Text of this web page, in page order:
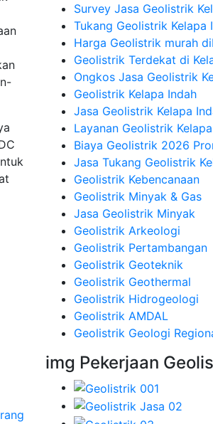
Survey Jasa Geolistrik
Tukang Geolistrik Kelapa
Harga Geolistrik murah
Geolistrik Terdekat di
Ongkos Jasa Geolistrik
Geolistrik Kelapa Indah
Jasa Geolistrik Kelapa
Layanan Geolistrik
Biaya Geolistrik 2026
Jasa Tukang Geolistrik
Geolistrik Kebencanaan
Geolistrik Minyak & Gas
Jasa Geolistrik Minyak
Geolistrik Arkeologi
Geolistrik Pertambangan
Geolistrik Geoteknik
Geolistrik Geothermal
Geolistrik Hidrogeologi
Geolistrik AMDAL
Geolistrik Geologi
img Pekerjaan